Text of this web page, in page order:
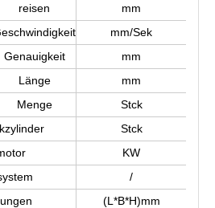
reisen
mm
mm/Sek
Genauigkeit
mm
Länge
mm
Menge
Stck
Stck
KW
/
(L*B*H)mm